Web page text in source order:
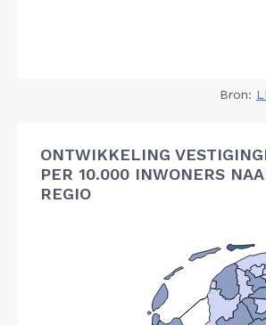
Bron:
ONTWIKKELING
PER 10.000 INWONERS
REGIO